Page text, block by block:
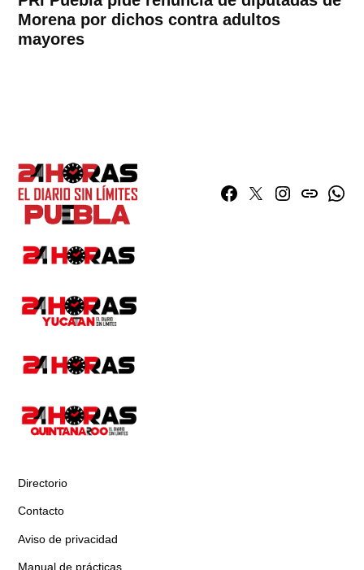
Morena por dichos contra adultos
mayores
Facebook
TwitterInstagram
issuu
Directorio
Contacto
Aviso de privacidad
Manual de prácticas